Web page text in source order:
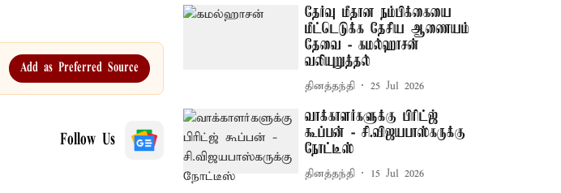
Add as Preferred Source
Follow Us
தேர்வு மீதான நம்பிக்கையை
மீட்டெடுக்க தேசிய ஆணையம்
தேவை - கமல்ஹாசன்
வலியுறுத்தல்
தினத்தந்தி 25 Jul 2026
வாக்காளர்களுக்கு பிரிட்ஜ்
கூப்பன் - சி.விஜயபாஸ்கருக்கு
நோட்டீஸ்
தினத்தந்தி 15 Jul 2026